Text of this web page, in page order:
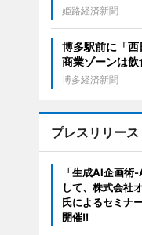
姫路経済新聞
博多駅前に「西
商業ゾーンは飲
博多経済新聞
プレスリリース
「生成AI企画術
して、株式会社
氏によるセミナ
開催!!